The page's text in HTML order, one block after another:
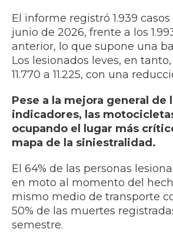
El informe registró 1.939
junio de 2026, frente a los
anterior, lo que supone una
Los lesionados leves, en
11.770 a 11.225, con una
Pese a la mejora general de
indicadores, las
ocupando el lugar más
mapa de la siniestralidad.
El 64% de las personas
en moto al momento del
mismo medio de transporte
50% de las muertes
semestre.